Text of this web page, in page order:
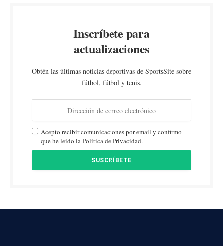
Inscríbete para
actualizaciones
Obtén las últimas noticias deportivas de SportsSite sobre
fútbol, fútbol y tenis.
Acepto recibir comunicaciones por email y confirmo
que he leído la Política de Privacidad.